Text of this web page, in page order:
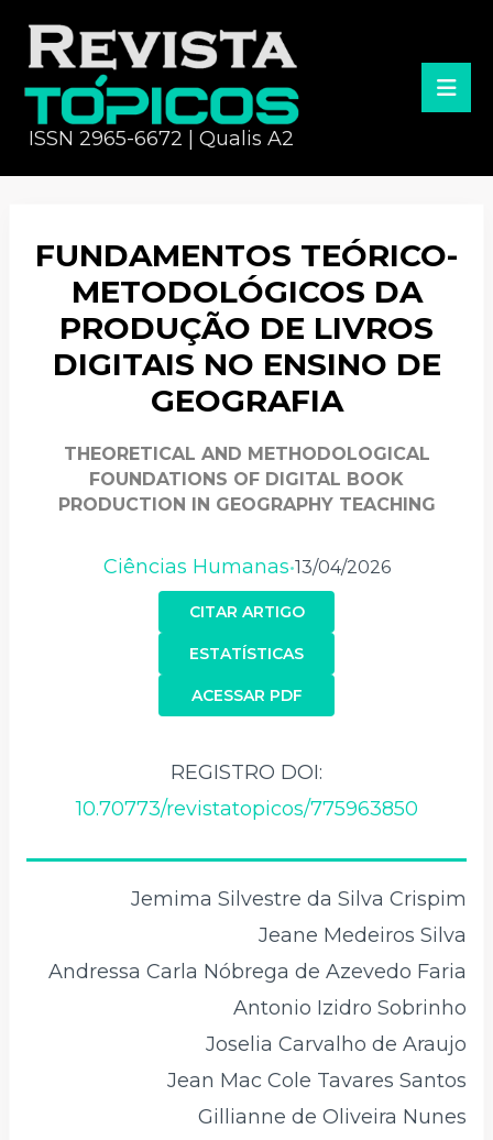
ISSN 2965-6672 | Qualis A2
FUNDAMENTOS TEÓRICO-
METODOLÓGICOS DA
PRODUÇÃO DE LIVROS
DIGITAIS NO ENSINO DE
GEOGRAFIA
THEORETICAL AND METHODOLOGICAL
FOUNDATIONS OF DIGITAL BOOK
PRODUCTION IN GEOGRAPHY TEACHING
Ciências Humanas•13/04/2026
CITAR ARTIGO
ACESSAR PDF
ESTATÍSTICAS
REGISTRO DOI:
10.70773/revistatopicos/775963850
Jemima Silvestre da Silva Crispim
Jeane Medeiros Silva
Andressa Carla Nóbrega de Azevedo Faria
Antonio Izidro Sobrinho
Joselia Carvalho de Araujo
Jean Mac Cole Tavares Santos
Gillianne de Oliveira Nunes